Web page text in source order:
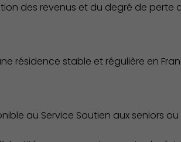
des revenus et du degré de perte
résidence stable et régulière en
au Service Soutien aux seniors